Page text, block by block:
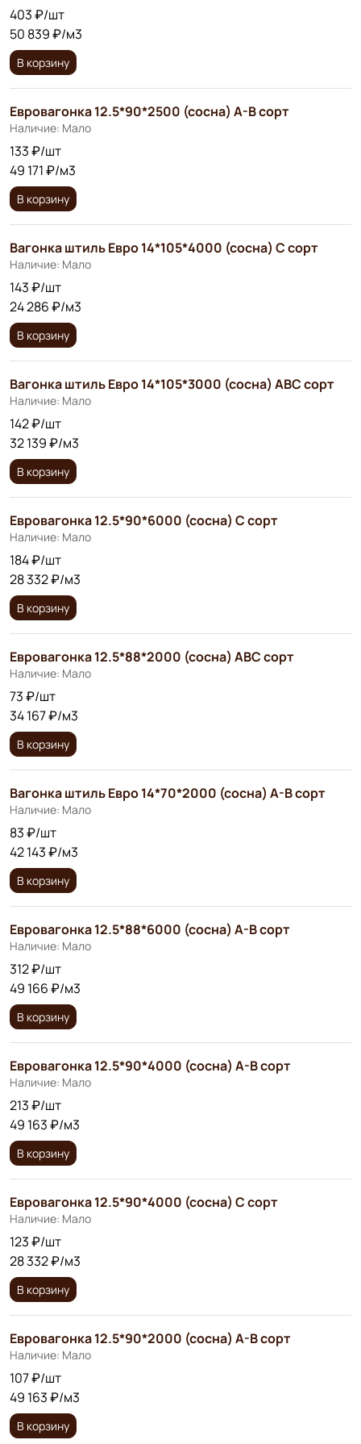
403 ₽/шт
50 839 ₽/м3
В корзину
Евровагонка 12.5*90*2500 (сосна) А-В сорт
Наличие: Мало
133 ₽/шт
49 171 ₽/м3
В корзину
Вагонка штиль Евро 14*105*4000 (сосна) С сорт
Наличие: Мало
143 ₽/шт
24 286 ₽/м3
В корзину
Вагонка штиль Евро 14*105*3000 (сосна) АВС сорт
Наличие: Мало
142 ₽/шт
32 139 ₽/м3
В корзину
Евровагонка 12.5*90*6000 (сосна) С сорт
Наличие: Мало
184 ₽/шт
28 332 ₽/м3
В корзину
Евровагонка 12.5*88*2000 (сосна) АВС сорт
Наличие: Мало
73 ₽/шт
34 167 ₽/м3
В корзину
Вагонка штиль Евро 14*70*2000 (сосна) А-В сорт
Наличие: Мало
83 ₽/шт
42 143 ₽/м3
В корзину
Евровагонка 12.5*88*6000 (сосна) А-В сорт
Наличие: Мало
312 ₽/шт
49 166 ₽/м3
В корзину
Евровагонка 12.5*90*4000 (сосна) А-В сорт
Наличие: Мало
213 ₽/шт
49 163 ₽/м3
В корзину
Евровагонка 12.5*90*4000 (сосна) С сорт
Наличие: Мало
123 ₽/шт
28 332 ₽/м3
В корзину
Евровагонка 12.5*90*2000 (сосна) А-В сорт
Наличие: Мало
107 ₽/шт
49 163 ₽/м3
В корзину